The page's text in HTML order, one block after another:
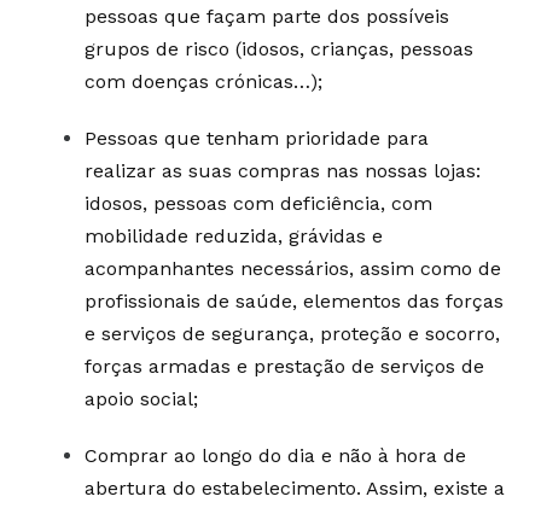
pessoas que façam parte dos possíveis
grupos de risco (idosos, crianças, pessoas
com doenças crónicas…);
Pessoas que tenham prioridade para
realizar as suas compras nas nossas lojas:
idosos, pessoas com deficiência, com
mobilidade reduzida, grávidas e
acompanhantes necessários, assim como de
profissionais de saúde, elementos das forças
e serviços de segurança, proteção e socorro,
forças armadas e prestação de serviços de
apoio social;
Comprar ao longo do dia e não à hora de
abertura do estabelecimento. Assim, existe a